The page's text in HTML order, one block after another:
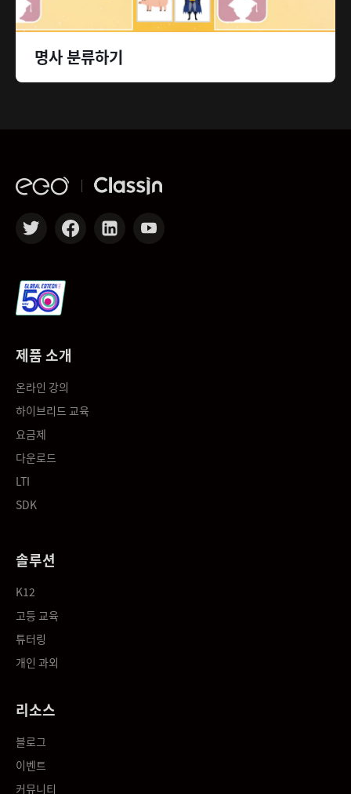
명사 분류하기
제품 소개
온라인 강의
하이브리드 교육
요금제
다운로드
LTI
SDK
솔루션
K12
고등 교육
튜터링
개인 과외
리소스
블로그
이벤트
커뮤니티